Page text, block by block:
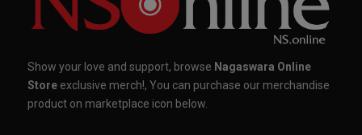
Show your love and support, browse Nagaswara Online
Store exclusive merch!, You can purchase our merchandise
product on marketplace icon below.